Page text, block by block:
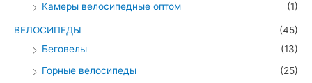
Камеры велосипедные оптом
(1)
ВЕЛОСИПЕДЫ
(45)
Беговелы
(13)
Горные велосипеды
(25)